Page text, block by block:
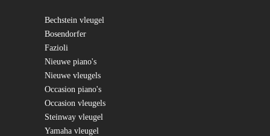
Bechstein vleugel
Bosendorfer
Fazioli
Nieuwe piano's
Nieuwe vleugels
Occasion piano's
Occasion vleugels
Steinway vleugel
Yamaha vleugel